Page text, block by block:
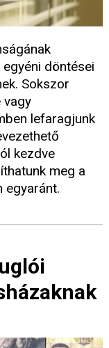
döntései
Sokszor
vagy
lefaragjunk
kezdve
meg a
egyaránt.